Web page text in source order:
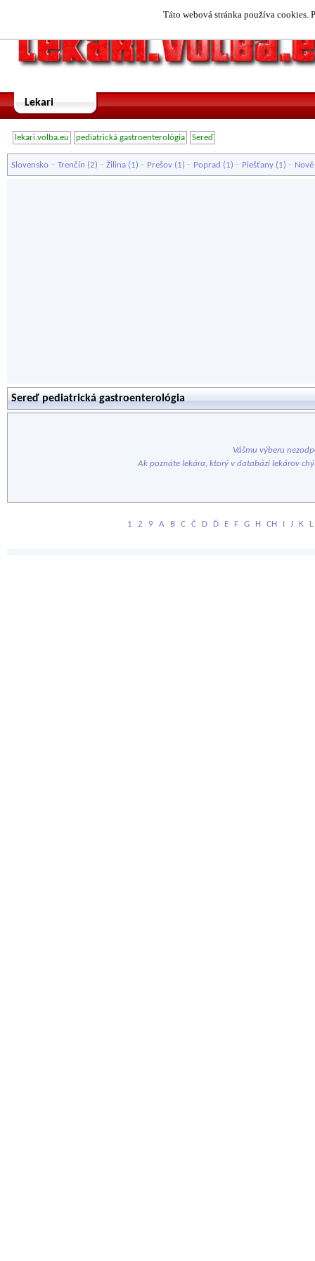
Táto webová stránka používa cookies.
Lekari
lekari.volba.eu pediatrická gastroenterológia Sereď
Slovensko - Trenčín (2) - Žilina (1) - Prešov (1) - Poprad (1) - Piešťany (1) -
Sereď pediatrická gastroenterológia
Vášmu výberu
Ak poznáte lekára, ktorý v databázi lekárov
1 2 9 A B C Č D Ď E F G H CH I J K L